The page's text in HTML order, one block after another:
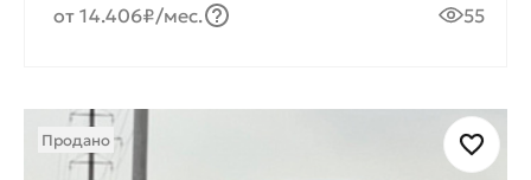
от 14.406₽/мес. 55
Продано